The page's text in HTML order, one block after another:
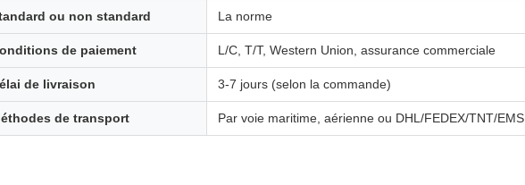
ou non standard La norme
de paiement L/C, T/T, Western Union, assurance commerciale
de livraison 3-7 jours (selon la commande)
de transport Par voie maritime, aérienne ou DHL/FEDEX/TNT/EMS